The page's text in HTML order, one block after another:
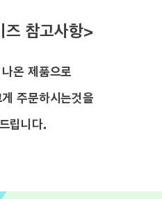
즈 참고사항>
온 제품으로
주문하시는것을
립니다.